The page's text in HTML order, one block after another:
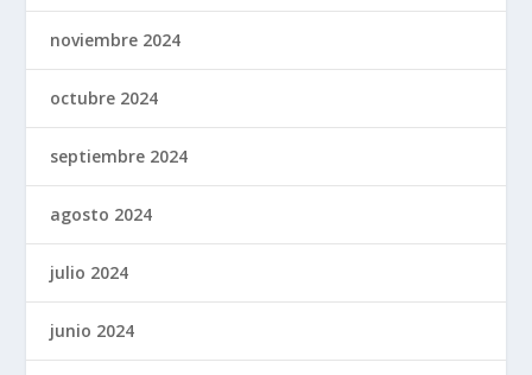
noviembre 2024
octubre 2024
septiembre 2024
agosto 2024
julio 2024
junio 2024